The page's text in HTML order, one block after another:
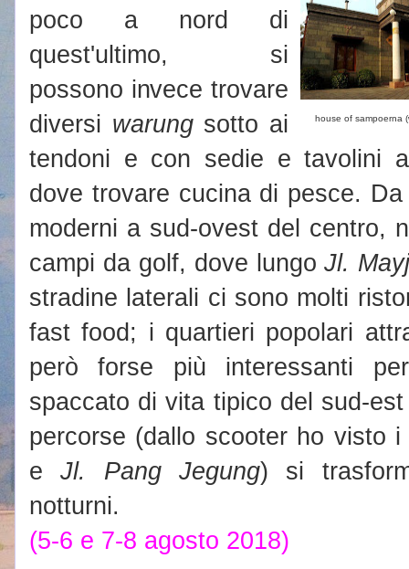
house of sampoerna
poco a nord di
quest'ultimo, si
possono invece trovare
diversi warungsotto ai
tendoni e con sedie e tavolini
dove trovare cucina di pesce.
moderni a sud-ovest del centro,
campi da golf, dove lungoJl.
stradine laterali ci sono molti
fast food; i quartieri popolari
però forse più interessanti
spaccato di vita tipico del sud-
percorse (dallo scooter ho visto
eJl. Pang Jegung) si
notturni.
(5-6 e 7-8 agosto 2018)